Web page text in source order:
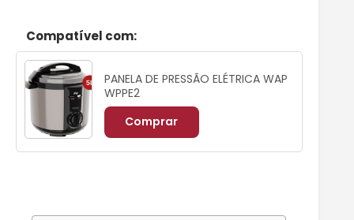
Compatível com:
PANELA DE PRESSÃO ELÉTRICA WAP
WPPE2
Comprar